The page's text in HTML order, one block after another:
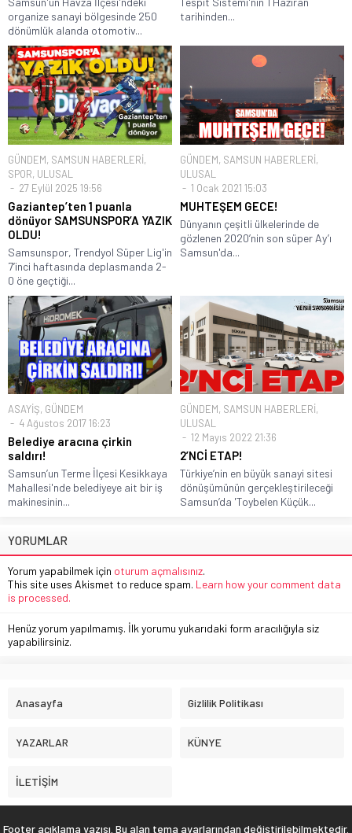
organize sanayi bölgesinde 250
dönümlük alanda otomotiv...
tarihinden...
GÜNDEM, SAMSUN HABERLERİ,
SPOR, ULUSAL
27 Eylül 2025 19:56
Gaziantep’ten 1 puanla
dönüyor SAMSUNSPOR’A YAZIK
OLDU!
Samsunspor, Trendyol Süper Lig'in
7’inci haftasında deplasmanda 2-
0 öne geçtiği...
GÜNDEM, SAMSUN HABERLERİ,
ULUSAL
1 Ocak 2021 15:03
MUHTEŞEM GECE!
Dünyanın çeşitli ülkelerinde de
gözlenen 2020’nin son süper Ay’ı
Samsun'da...
ASAYİŞ, GÜNDEM
4 Ağustos 2017 16:23
Belediye aracına çirkin
saldırı!
Samsun’un Terme İlçesi Kesikkaya
Mahallesi'nde belediyeye ait bir iş
makinesinin...
GÜNDEM, SAMSUN HABERLERİ,
ULUSAL
12 Mayıs 2022 21:36
2’NCİ ETAP!
Türkiye’nin en büyük sanayi sitesi
dönüşümünün gerçekleştirileceği
Samsun’da 'Toybelen Küçük...
YORUMLAR
Yorum yapabilmek için oturum açmalısınız.
This site uses Akismet to reduce spam. Learn how your comment data
is processed.
Henüz yorum yapılmamış. İlk yorumu yukarıdaki form aracılığıyla siz
yapabilirsiniz.
Anasayfa Gizlilik Politikası
YAZARLAR KÜNYE
İLETİŞİM
Footer açıklama yazısı. Bu alan tema ayarlarından değiştirilebilmektedir.